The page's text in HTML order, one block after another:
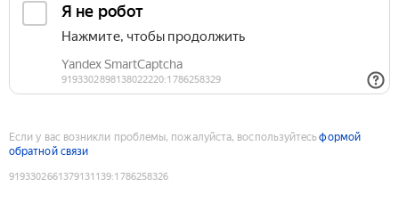
Если у вас возникли проблемы, пожалуйста, воспользуйтесьформой
обратной связи
9193302661379131139:1786258326